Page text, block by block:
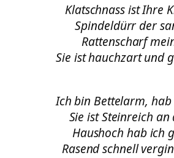
Klatschnass ist Ihre
Spindeldürr der
Rattenscharf
Sie ist hauchzart und
Ich bin Bettelarm,
Sie ist Steinreich
Haushoch hab ich
Rasend schnell